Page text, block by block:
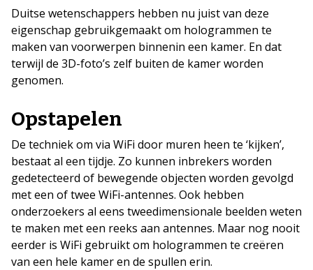
Duitse wetenschappers hebben nu juist van deze
eigenschap gebruikgemaakt om hologrammen te
maken van voorwerpen binnenin een kamer. En dat
terwijl de 3D-foto’s zelf buiten de kamer worden
genomen.
Opstapelen
De techniek om via WiFi door muren heen te ‘kijken’,
bestaat al een tijdje. Zo kunnen inbrekers worden
gedetecteerd of bewegende objecten worden gevolgd
met een of twee WiFi-antennes. Ook hebben
onderzoekers al eens tweedimensionale beelden weten
te maken met een reeks aan antennes. Maar nog nooit
eerder is WiFi gebruikt om hologrammen te creëren
van een hele kamer en de spullen erin.